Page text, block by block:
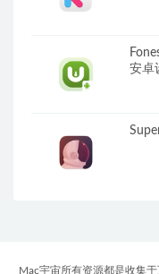
安卓
Mac宇宙所有资源都是收集